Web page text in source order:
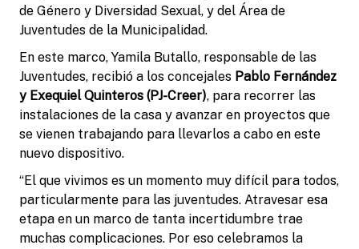
de Género y Diversidad Sexual, y del Área de
Juventudes de la Municipalidad.
En este marco, Yamila Butallo, responsable de las
Juventudes, recibió a los concejales Pablo Fernández
y Exequiel Quinteros (PJ-Creer), para recorrer las
instalaciones de la casa y avanzar en proyectos que
se vienen trabajando para llevarlos a cabo en este
nuevo dispositivo.
“El que vivimos es un momento muy difícil para todos,
particularmente para las juventudes. Atravesar esa
etapa en un marco de tanta incertidumbre trae
muchas complicaciones. Por eso celebramos la